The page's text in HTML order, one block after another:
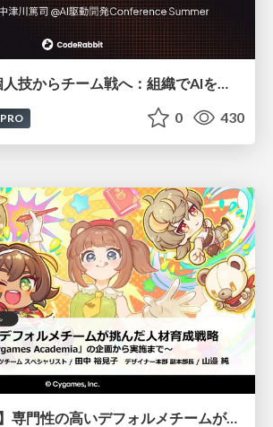
AI駆動開発は個人技からチーム戦へ：組織でAIを使いこなすための実践設計
PRO 0 430
【CEDEC2026】専門性の高いデフォルメチームが挑んだ人材育成戦略 〜Cygames Academiaの企画から実施まで〜